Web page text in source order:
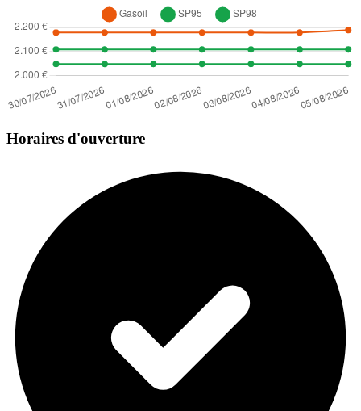
Horaires d'ouverture